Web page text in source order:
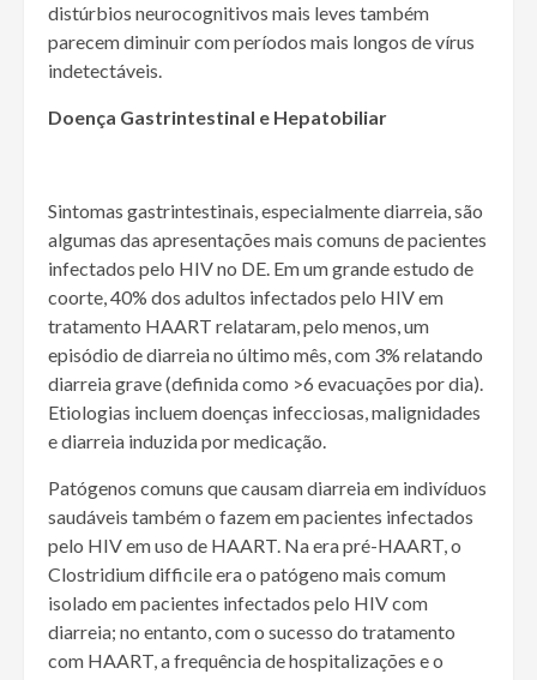
distúrbios neurocognitivos mais leves também
parecem diminuir com períodos mais longos de vírus
indetectáveis.
Doença Gastrintestinal e Hepatobiliar
Sintomas gastrintestinais, especialmente diarreia, são
algumas das apresentações mais comuns de pacientes
infectados pelo HIV no DE. Em um grande estudo de
coorte, 40% dos adultos infectados pelo HIV em
tratamento HAART relataram, pelo menos, um
episódio de diarreia no último mês, com 3% relatando
diarreia grave (definida como >6 evacuações por dia).
Etiologias incluem doenças infecciosas, malignidades
e diarreia induzida por medicação.
Patógenos comuns que causam diarreia em indivíduos
saudáveis também o fazem em pacientes infectados
pelo HIV em uso de HAART. Na era pré-HAART, o
Clostridium difficile era o patógeno mais comum
isolado em pacientes infectados pelo HIV com
diarreia; no entanto, com o sucesso do tratamento
com HAART, a frequência de hospitalizações e o